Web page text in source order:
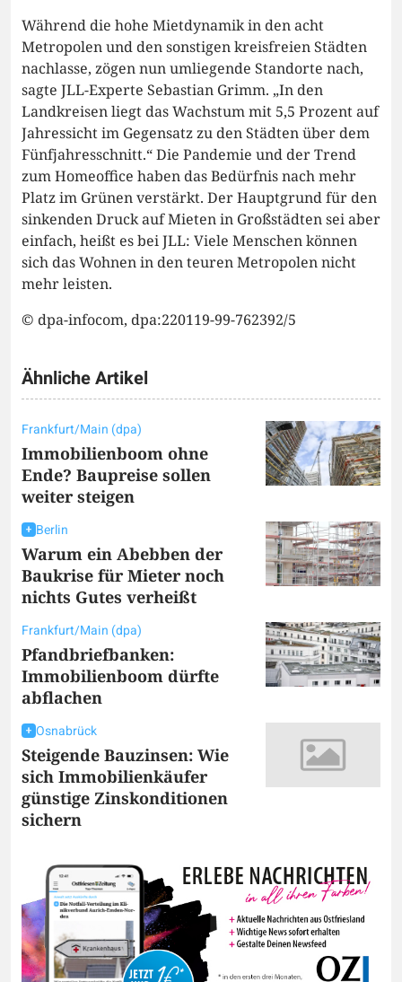
Während die hohe Mietdynamik in den acht
Metropolen und den sonstigen kreisfreien Städten
nachlasse, zögen nun umliegende Standorte nach,
sagte JLL-Experte Sebastian Grimm. „In den
Landkreisen liegt das Wachstum mit 5,5 Prozent auf
Jahressicht im Gegensatz zu den Städten über dem
Fünfjahresschnitt.“ Die Pandemie und der Trend
zum Homeoffice haben das Bedürfnis nach mehr
Platz im Grünen verstärkt. Der Hauptgrund für den
sinkenden Druck auf Mieten in Großstädten sei aber
einfach, heißt es bei JLL: Viele Menschen können
sich das Wohnen in den teuren Metropolen nicht
mehr leisten.
© dpa-infocom, dpa:220119-99-762392/5
Ähnliche Artikel
Frankfurt/Main (dpa)
Immobilienboom ohne
Ende? Baupreise sollen
weiter steigen
Berlin
Warum ein Abebben der
Baukrise für Mieter noch
nichts Gutes verheißt
Frankfurt/Main (dpa)
Pfandbriefbanken:
Immobilienboom dürfte
abflachen
Osnabrück
Steigende Bauzinsen: Wie
sich Immobilienkäufer
günstige Zinskonditionen
sichern